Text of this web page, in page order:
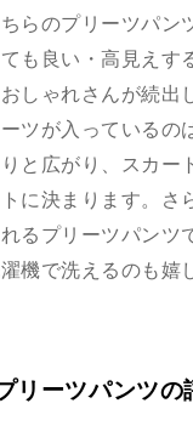
らのプリーツパン
も良い・高見えす
しゃれさんが続出
ツが入っているの
と広がり、スカー
に決まります。さ
るプリーツパンツ
機で洗えるのも嬉
リーツパンツの